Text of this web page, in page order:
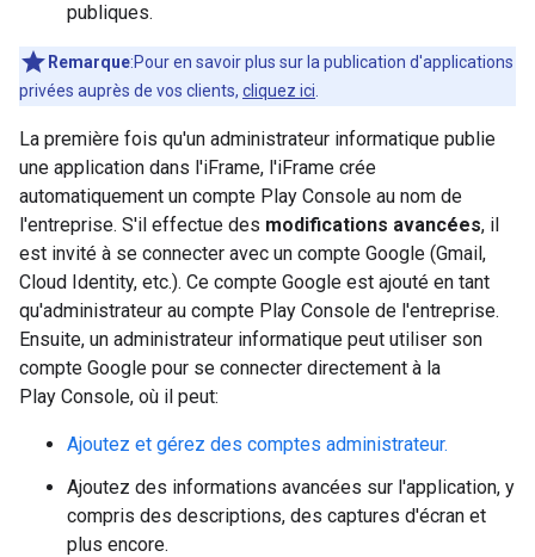
publiques.
Remarque:Pour en savoir plus sur la publication d'applications
privées auprès de vos clients, cliquez ici
La première fois qu'un administrateur informatique publie
une application dans l'iFrame, l'iFrame crée
automatiquement un compte Play Console au nom de
l'entreprise. S'il effectue des modifications avancées, il
est invité à se connecter avec un compte Google (Gmail,
Cloud Identity, etc.). Ce compte Google est ajouté en tant
qu'administrateur au compte Play Console de l'entreprise.
Ensuite, un administrateur informatique peut utiliser son
compte Google pour se connecter directement à la
Play Console, où il peut:
Ajoutez et gérez des comptes administrateur.
Ajoutez des informations avancées sur l'application, y
compris des descriptions, des captures d'écran et
plus encore.